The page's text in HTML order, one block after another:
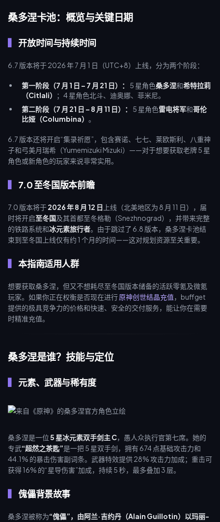
桑多涅卡池：概览与关键日期
开放时间与持续时间
6.7 版本将于 2026 年 7 月 1 日（UTC+8）上线，分为两个阶段：
第一阶段（7 月 1 日 – 7 月 21 日）： 5 星角色桑多涅和希特拉莉
（Citlali）
；4 星角色北斗、迪奥娜、菲米尼。
第二阶段（7 月 21 日 – 8 月 11 日）：
5 星角色雷电将军和哥伦
比娅（Columbina） 。
6.7 版本还将开启“集录祈愿”，包含赛诺、七七、莱欧斯利、八重神
子和弓美月瑞希（Yumemizuki Mizuki）——对于想要获取老牌 5 星
角色或新角色的玩家来说非常实用。
7.0 至冬国版本前瞻
7.0 版本将于2026 年 8 月 12 日 上线（北美地区为 8 月 11 日），届
时将开启至冬国及其首都至冬格勒（Snezhnograd），并带来完整
的铁路系统和冰元素旅行者。由于跳过了 6.8 版本，桑多涅卡池结
束到至冬国上线仅有约 1 个月的时间——这对规划资源至关重要。
本指南适用人群
想要获取桑多涅，但又不想耗尽至冬国版本储备的活跃零氪及微氪
玩家。如果你正在权衡是否现在进行原神创世结晶充值，buffget
提供的极具竞争力的价格和快速、安全的交付服务，能让你在需要
时精准充值。
桑多涅是谁？技能与定位
元素、武器与稀有度
桑多涅是一位5 星冰元素双手剑主 C，愚人众执行官第七席。她的
专武“超然之茶匙”是一把 5 星双手剑，拥有 674 点基础攻击力和
44.1% 的暴击伤害副词条。武器特效提供 28% 攻击力加成；重击可
获得 16% 的“星导伤害”加成，持续 5 秒，最多叠加 3 层。
傀儡背景故事
桑多涅被称为“傀儡”，由阿兰·吉约丹（Alain Guillotin）以玛丽-